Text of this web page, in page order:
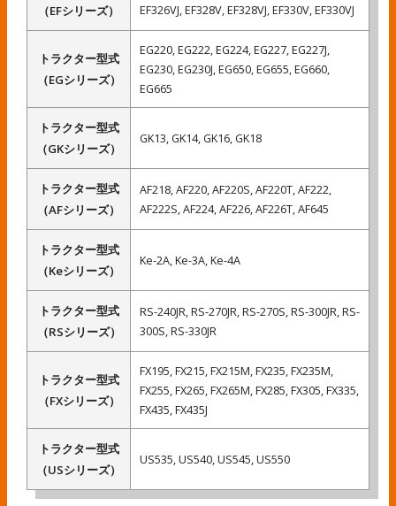
（EFシリーズ）
EF326VJ, EF328V, EF328VJ, EF330V, EF330VJ
トラクター型式
（EGシリーズ）
EG220, EG222, EG224, EG227, EG227J,
EG230, EG230J, EG650, EG655, EG660,
EG665
トラクター型式
（GKシリーズ）
GK13, GK14, GK16, GK18
トラクター型式
（AFシリーズ）
AF218, AF220, AF220S, AF220T, AF222,
AF222S, AF224, AF226, AF226T, AF645
トラクター型式
（Keシリーズ）
Ke-2A, Ke-3A, Ke-4A
トラクター型式
（RSシリーズ）
RS-240JR, RS-270JR, RS-270S, RS-300JR, RS-
300S, RS-330JR
トラクター型式
（FXシリーズ）
FX195, FX215, FX215M, FX235, FX235M,
FX255, FX265, FX265M, FX285, FX305, FX335,
FX435, FX435J
トラクター型式
（USシリーズ）
US535, US540, US545, US550